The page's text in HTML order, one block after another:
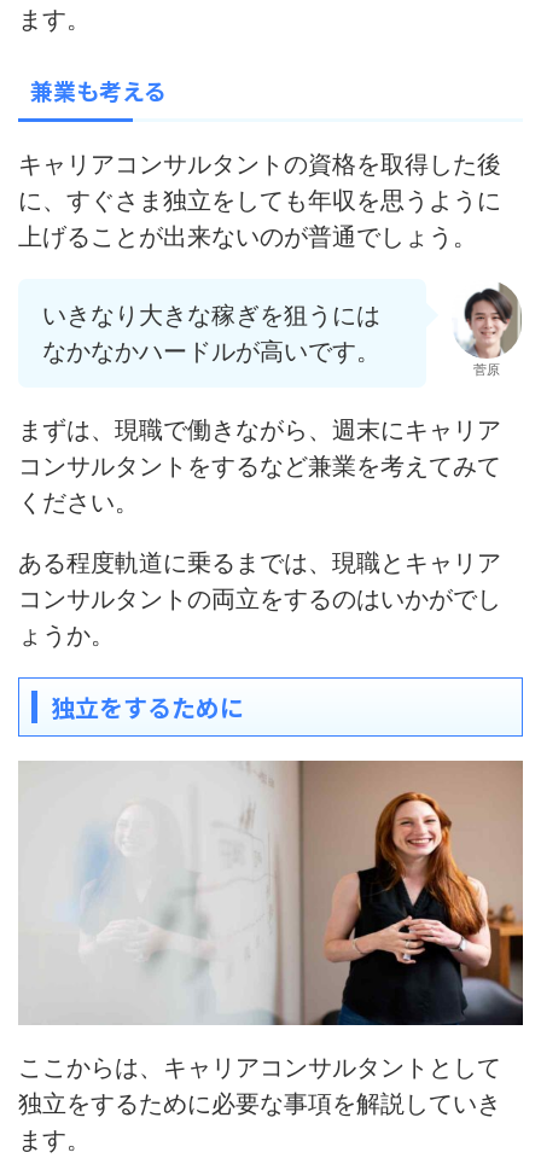
ます。
兼業も考える
キャリアコンサルタントの資格を取得した後
に、すぐさま独立をしても年収を思うように
上げることが出来ないのが普通でしょう。
いきなり大きな稼ぎを狙うには
なかなかハードルが高いです。
菅原
まずは、現職で働きながら、週末にキャリア
コンサルタントをするなど兼業を考えてみて
ください。
ある程度軌道に乗るまでは、現職とキャリア
コンサルタントの両立をするのはいかがでし
ょうか。
独立をするために
ここからは、キャリアコンサルタントとして
独立をするために必要な事項を解説していき
ます。